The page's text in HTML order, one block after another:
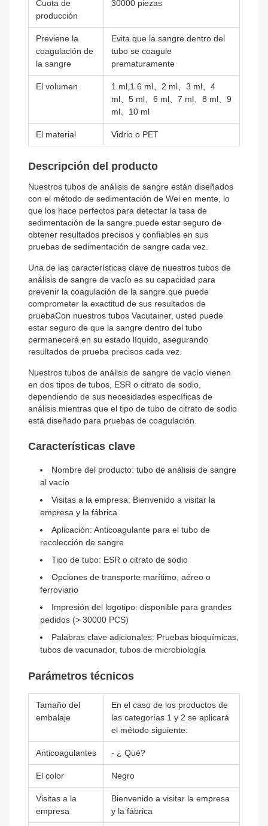
Cuota de
producción
30000 piezas
Previene la
coagulación de
la sangre
Evita que la sangre dentro del
tubo se coagule
prematuramente
El volumen
1 ml,1.6 ml、2 ml、3 ml、4
ml、5 ml、6 ml、7 ml、8 ml、9
ml、10 ml
El material Vidrio o PET
Descripción del producto
Nuestros tubos de análisis de sangre están diseñados
con el método de sedimentación de Wei en mente, lo
que los hace perfectos para detectar la tasa de
sedimentación de la sangre.puede estar seguro de
obtener resultados precisos y confiables en sus
pruebas de sedimentación de sangre cada vez.
Una de las características clave de nuestros tubos de
análisis de sangre de vacío es su capacidad para
prevenir la coagulación de la sangre.que puede
comprometer la exactitud de sus resultados de
pruebaCon nuestros tubos Vacutainer, usted puede
estar seguro de que la sangre dentro del tubo
permanecerá en su estado líquido, asegurando
resultados de prueba precisos cada vez.
Nuestros tubos de análisis de sangre de vacío vienen
en dos tipos de tubos, ESR o citrato de sodio,
dependiendo de sus necesidades específicas de
análisis.mientras que el tipo de tubo de citrato de sodio
está diseñado para pruebas de coagulación.
Características clave
Nombre del producto: tubo de análisis de sangre
al vacío
Visitas a la empresa: Bienvenido a visitar la
empresa y la fábrica
Aplicación: Anticoagulante para el tubo de
recolección de sangre
Tipo de tubo: ESR o citrato de sodio
Opciones de transporte marítimo, aéreo o
ferroviario
Impresión del logotipo: disponible para grandes
pedidos (> 30000 PCS)
Palabras clave adicionales: Pruebas bioquímicas,
tubos de vacunador, tubos de microbiología
Parámetros técnicos
Tamaño del
embalaje
En el caso de los productos de
las categorías 1 y 2 se aplicará
el método siguiente:
Anticoagulantes - ¿ Qué?
El color Negro
Visitas a la
empresa
Bienvenido a visitar la empresa
y la fábrica